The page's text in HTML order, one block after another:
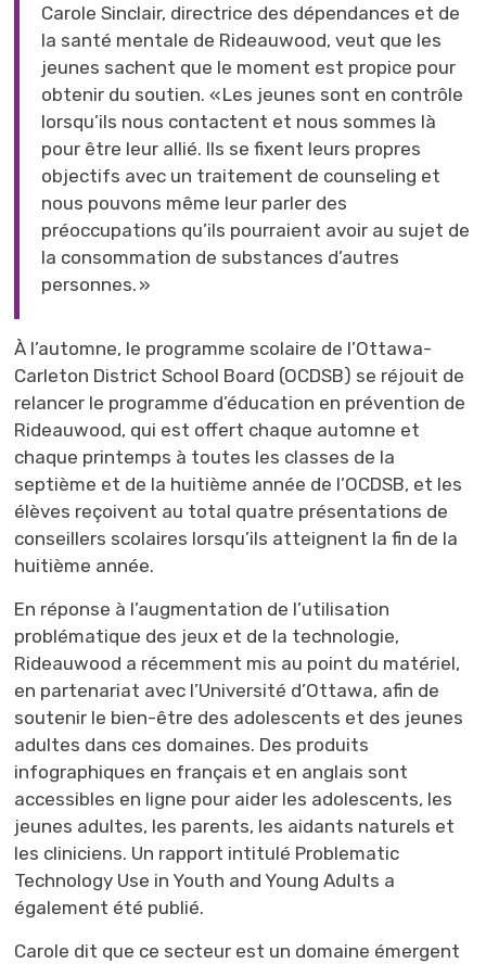
Carole Sinclair, directrice des dépendances et de
la santé mentale de Rideauwood, veut que les
jeunes sachent que le moment est propice pour
obtenir du soutien. « Les jeunes sont en contrôle
lorsqu’ils nous contactent et nous sommes là
pour être leur allié. Ils se fixent leurs propres
objectifs avec un traitement de counseling et
nous pouvons même leur parler des
préoccupations qu’ils pourraient avoir au sujet de
la consommation de substances d’autres
personnes. »
À l’automne, le programme scolaire de l’Ottawa-
Carleton District School Board (OCDSB) se réjouit de
relancer le programme d’éducation en prévention de
Rideauwood, qui est offert chaque automne et
chaque printemps à toutes les classes de la
septième et de la huitième année de l’OCDSB, et les
élèves reçoivent au total quatre présentations de
conseillers scolaires lorsqu’ils atteignent la fin de la
huitième année.
En réponse à l’augmentation de l’utilisation
problématique des jeux et de la technologie,
Rideauwood a récemment mis au point du matériel,
en partenariat avec l’Université d’Ottawa, afin de
soutenir le bien-être des adolescents et des jeunes
adultes dans ces domaines. Des produits
infographiques en français et en anglais sont
accessibles en ligne pour aider les adolescents, les
jeunes adultes, les parents, les aidants naturels et
les cliniciens. Un rapport intitulé Problematic
Technology Use in Youth and Young Adults a
également été publié.
Carole dit que ce secteur est un domaine émergent